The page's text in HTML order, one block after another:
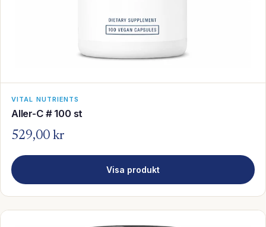
VITAL NUTRIENTS
Aller-C # 100 st
529,00 kr
Visa produkt